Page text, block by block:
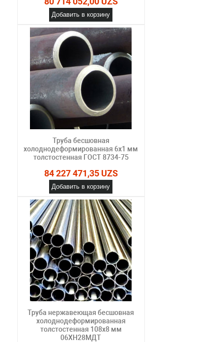
Добавить в корзину
Труба бесшовная
холоднодеформированная 6х1 мм
толстостенная ГОСТ 8734-75
84 227 471,35 UZS
Добавить в корзину
Труба нержавеющая бесшовная
холоднодеформированная
толстостенная 108х8 мм
06ХН28МДТ